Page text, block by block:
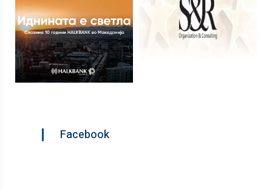
Facebook